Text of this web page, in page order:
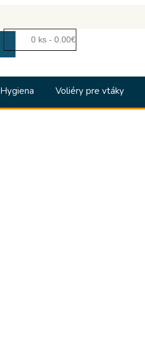
0 ks - 0.00€
Hygiena Voliéry pre vtáky